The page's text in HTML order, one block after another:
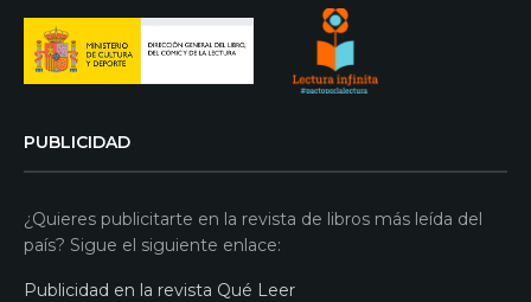
PUBLICIDAD
¿Quieres publicitarte en la revista de libros más leída del
país? Sigue el siguiente enlace:
Publicidad en la revista Qué Leer